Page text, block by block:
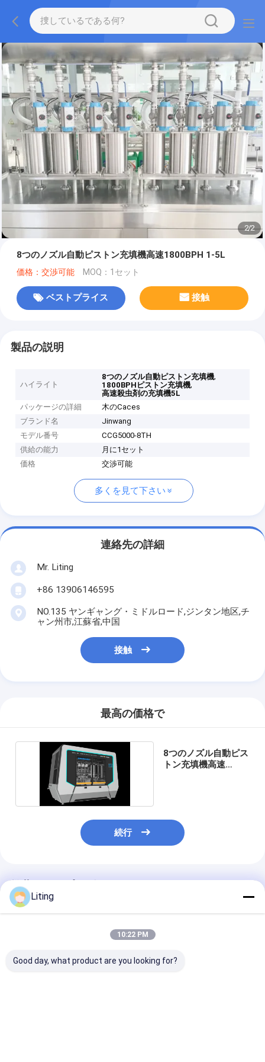
2/2
8つのノズル自動ピストン充填機高速1800BPH 1-5L
価格：交渉可能 MOQ：1セット
ベストプライス 接触
製品の説明
ハイライト
8つのノズル自動ピストン充填機,
1800BPHピストン充填機,
高速殺虫剤の充填機5L
パッケージの詳細
木のCaces
ブランド名
Jinwang
モデル番号
CCG5000-8TH
供給の能力
月に1セット
価格
交渉可能
多くを見て下さい
連絡先の詳細
Mr. Liting
+86 13906146595
NO.135 ヤンギャング・ミドルロード,ジンタン地区,チ
ャン州市,江蘇省,中国
接触
最高の価格で
8つのノズル自動ピス
トン充填機高速
続行
推薦されたプロダクト
Liting
10:22 PM
Good day, what product are you looking for?